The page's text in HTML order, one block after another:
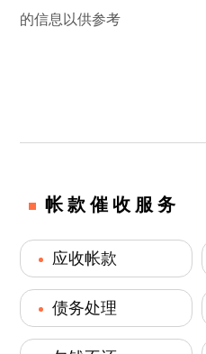
的信息以供参考
帐款催收服务
应收帐款
债务处理